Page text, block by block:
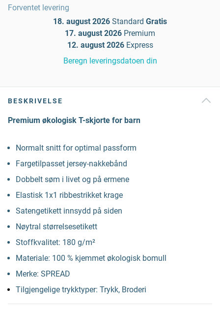
Forventet levering
18. august 2026 Standard Gratis
17. august 2026 Premium
12. august 2026 Express
Beregn leveringsdatoen din
BESKRIVELSE
Premium økologisk T-skjorte for barn
Normalt snitt for optimal passform
Fargetilpasset jersey-nakkebånd
Dobbelt søm i livet og på ermene
Elastisk 1x1 ribbestrikket krage
Satengetikett innsydd på siden
Nøytral størrelsesetikett
Stoffkvalitet: 180 g/m²
Materiale: 100 % kjemmet økologisk bomull
Merke: SPREAD
Tilgjengelige trykktyper: Trykk, Broderi